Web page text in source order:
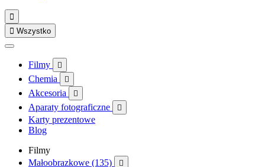

 Wszystko
Filmy 
Chemia 
Akcesoria 
Aparaty fotograficzne 
Karty prezentowe
Blog
Filmy
Małoobrazkowe (135)
